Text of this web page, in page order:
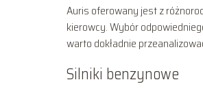
Auris oferowany jest z
kierowcy. Wybór
warto dokładnie
Silniki benzynowe